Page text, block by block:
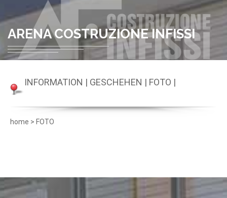
ARENA COSTRUZIONE INFISSI
INFORMATION | GESCHEHEN | FOTO |
home > FOTO